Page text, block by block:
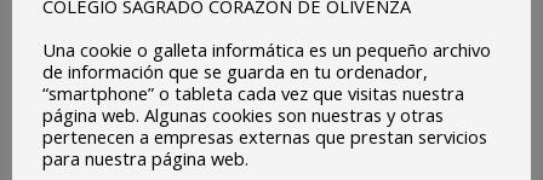
trece unidades de Educación Primaria. Además cuenta
con una unidad de apoyo y otra….
Educación Secundaria Obligatoria: Actualmente nuestro
Centro oferta nueve unidades de Educación Primaria.
COLEGIO SAGRADO CORAZON DE OLIVENZA
Una cookie o galleta informática es un pequeño archivo
de información que se guarda en tu ordenador,
“smartphone” o tableta cada vez que visitas nuestra
página web. Algunas cookies son nuestras y otras
pertenecen a empresas externas que prestan servicios
para nuestra página web.